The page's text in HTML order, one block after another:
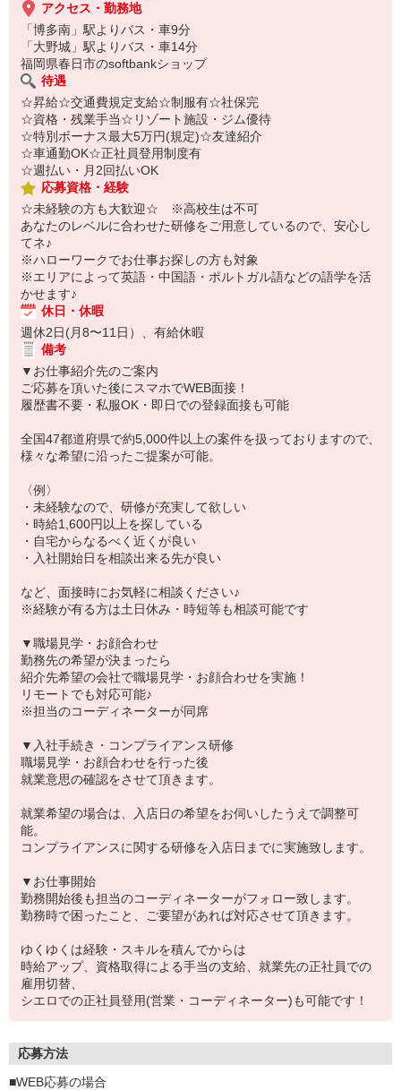
アクセス・勤務地
「博多南」駅よりバス・車9分
「大野城」駅よりバス・車14分
福岡県春日市のsoftbankショップ
待遇
☆昇給☆交通費規定支給☆制服有☆社保完
☆資格・残業手当☆リゾート施設・ジム優待
☆特別ボーナス最大5万円(規定)☆友達紹介
☆車通勤OK☆正社員登用制度有
☆週払い・月2回払いOK
応募資格・経験
☆未経験の方も大歓迎☆ ※高校生は不可
あなたのレベルに合わせた研修をご用意しているので、安心し
てネ♪
※ハローワークでお仕事お探しの方も対象
※エリアによって英語・中国語・ポルトガル語などの語学を活
かせます♪
休日・休暇
週休2日(月8〜11日）、有給休暇
備考
▼お仕事紹介先のご案内
ご応募を頂いた後にスマホでWEB面接！
履歴書不要・私服OK・即日での登録面接も可能
全国47都道府県で約5,000件以上の案件を扱っておりますので、
様々な希望に沿ったご提案が可能。
〈例〉
・未経験なので、研修が充実して欲しい
・時給1,600円以上を探している
・自宅からなるべく近くが良い
・入社開始日を相談出来る先が良い
など、面接時にお気軽に相談ください♪
※経験が有る方は土日休み・時短等も相談可能です
▼職場見学・お顔合わせ
勤務先の希望が決まったら
紹介先希望の会社で職場見学・お顔合わせを実施！
リモートでも対応可能♪
※担当のコーディネーターが同席
▼入社手続き・コンプライアンス研修
職場見学・お顔合わせを行った後
就業意思の確認をさせて頂きます。
就業希望の場合は、入店日の希望をお伺いしたうえで調整可
能。
コンプライアンスに関する研修を入店日までに実施致します。
▼お仕事開始
勤務開始後も担当のコーディネーターがフォロー致します。
勤務時で困ったこと、ご要望があれば対応させて頂きます。
ゆくゆくは経験・スキルを積んでからは
時給アップ、資格取得による手当の支給、就業先の正社員での
雇用切替、
シエロでの正社員登用(営業・コーディネーター)も可能です！
応募方法
■WEB応募の場合